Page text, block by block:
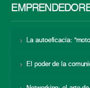
La autoeficacia:
El poder de la